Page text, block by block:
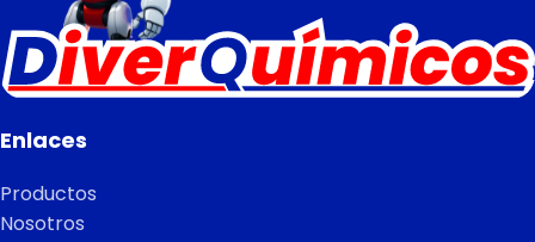
Enlaces
Productos
Nosotros